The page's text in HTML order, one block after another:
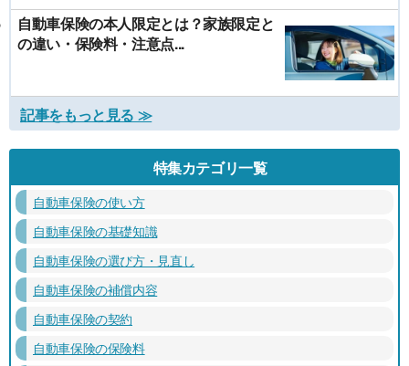
自動車保険の本人限定とは？家族限定と
の違い・保険料・注意点...
記事をもっと見る ≫
特集カテゴリ一覧
自動車保険の使い方
自動車保険の基礎知識
自動車保険の選び方・見直し
自動車保険の補償内容
自動車保険の契約
自動車保険の保険料